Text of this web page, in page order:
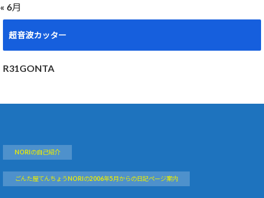
« 6月
超音波カッター
R31GONTA
NORIの自己紹介
ごんた屋てんちょうNORIの2006年5月からの日記ページ案内